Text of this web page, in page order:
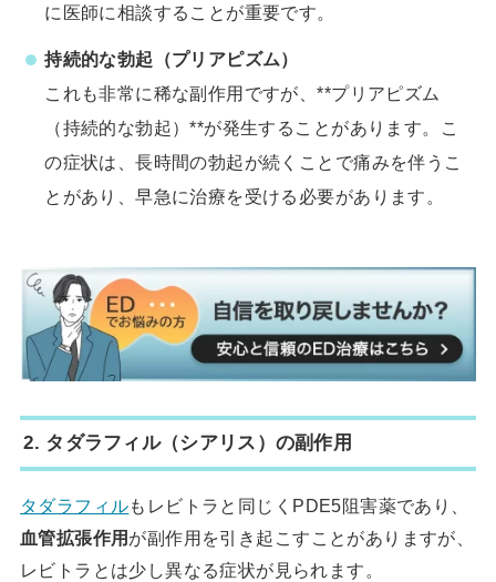
に医師に相談することが重要です。
持続的な勃起（プリアピズム）
これも非常に稀な副作用ですが、**プリアピズム
（持続的な勃起）**が発生することがあります。こ
の症状は、長時間の勃起が続くことで痛みを伴うこ
とがあり、早急に治療を受ける必要があります。
2. タダラフィル（シアリス）の副作用
タダラフィルもレビトラと同じくPDE5阻害薬であり、
血管拡張作用 が副作用を引き起こすことがありますが、
レビトラとは少し異なる症状が見られます。